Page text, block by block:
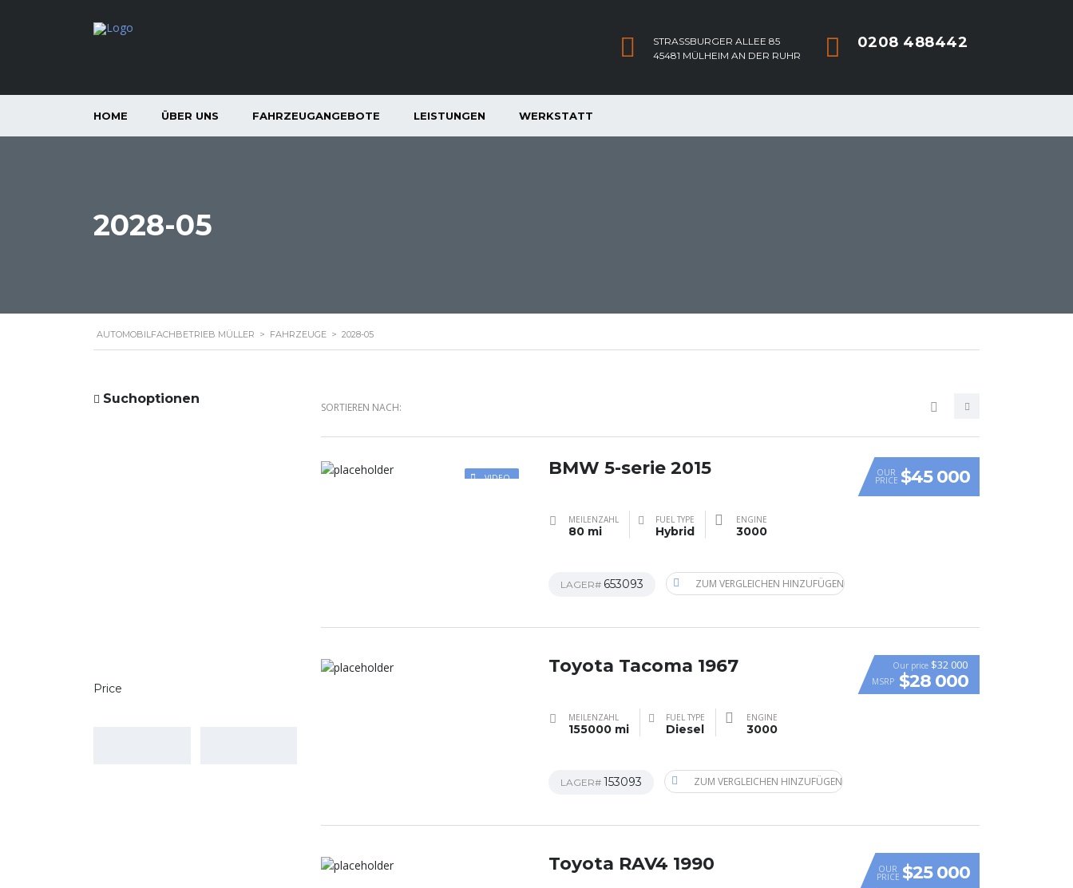
0208 488442
STRASSBURGER ALLEE 85
45481 MÜLHEIM AN DER RUHR
HOME ÜBER UNS FAHRZEUGANGEBOTE LEISTUNGEN WERKSTATT
2028-05
AUTOMOBILFACHBETRIEB MÜLLER > FAHRZEUGE > 2028-05
Suchoptionen
Price
SORTIEREN NACH:
VIDEO OUR
PRICE $45 000
BMW 5-serie 2015
MEILENZAHL
80 mi
FUEL TYPE
Hybrid
ENGINE
3000
LAGER# 653093 ZUM VERGLEICHEN HINZUFÜGEN
Our price $32 000
MSRP $28 000
Toyota Tacoma 1967
MEILENZAHL
155000 mi
FUEL TYPE
Diesel
ENGINE
3000
LAGER# 153093 ZUM VERGLEICHEN HINZUFÜGEN
OUR
PRICE $25 000
Toyota RAV4 1990